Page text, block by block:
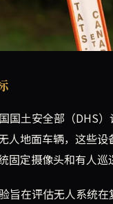
于今年秋季在美加
国土安全部（DHS
人地面车辆，这些
固定摄像头和有人巡
旨在评估无人系统